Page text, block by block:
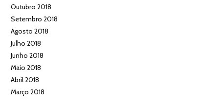
Outubro 2018
Setembro 2018
Agosto 2018
Julho 2018
Junho 2018
Maio 2018
Abril 2018
Março 2018